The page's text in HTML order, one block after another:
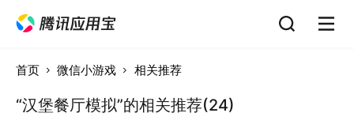
首页 微信小游戏 相关推荐
“汉堡餐厅模拟”的相关推荐(24)